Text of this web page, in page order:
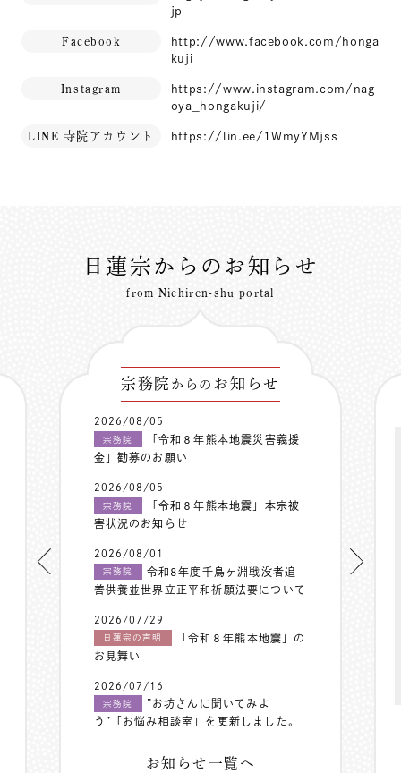
jp
Facebook
http://www.facebook.com/honga
kuji
Instagram
https://www.instagram.com/nag
oya_hongakuji/
LINE 寺院アカウント https://lin.ee/1WmyYMjss
日蓮宗からのお知らせ
from Nichiren-shu portal
宗務院 からの お知らせ
2026/08/05
宗務院
「令和８年熊本地震災害義援
金」勧募のお願い
2026/08/05
宗務院
「令和８年熊本地震」本宗被
害状況のお知らせ
2026/08/01
宗務院
令和8年度千鳥ヶ淵戦没者追
善供養並世界立正平和祈願法要について
2026/07/29
日蓮宗の声明
「令和８年熊本地震」の
お見舞い
2026/07/16
宗務院
”お坊さんに聞いてみよ
う”「お悩み相談室」を更新しました。
お知らせ一覧へ